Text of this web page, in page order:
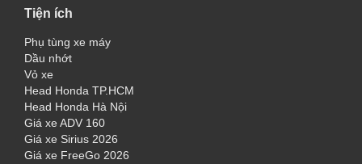
Tiện ích
Phụ tùng xe máy
Dầu nhớt
Vỏ xe
Head Honda TP.HCM
Head Honda Hà Nội
Giá xe ADV 160
Giá xe Sirius 2026
Giá xe FreeGo 2026